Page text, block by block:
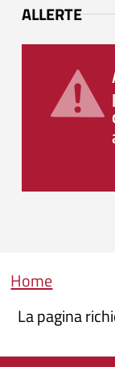
ALLERTE
Briciole di
Home
La pagina